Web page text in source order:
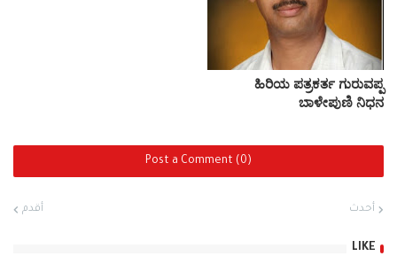
ಹಿರಿಯ ಪತ್ರಕರ್ತ ಗುರುವಪ್ಪ
ಬಾಳೇಪುಣಿ ನಿಧನ
Post a Comment (0)
أحدث أقدم
LIKE